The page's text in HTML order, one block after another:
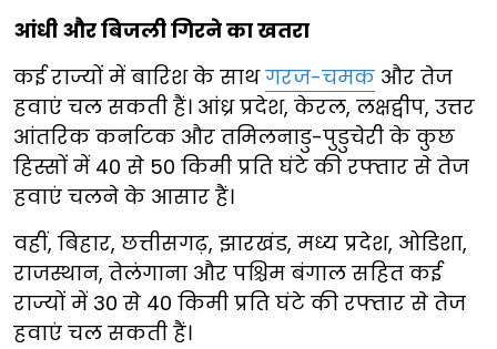
आंधी और बिजली गिरने का खतरा
कई राज्यों में बारिश के साथगरज-चमक और तेज
हवाएं चल सकती हैं। आंध्र प्रदेश, केरल, लक्षद्वीप, उत्तर
आंतरिक कर्नाटक और तमिलनाडु-पुडुचेरी के कुछ
हिस्सों में 40 से 50 किमी प्रति घंटे की रफ्तार से तेज
हवाएं चलने के आसार हैं।
वहीं, बिहार, छत्तीसगढ़, झारखंड, मध्य प्रदेश, ओडिशा,
राजस्थान, तेलंगाना और पश्चिम बंगाल सहित कई
राज्यों में 30 से 40 किमी प्रति घंटे की रफ्तार से तेज
हवाएं चल सकती हैं।